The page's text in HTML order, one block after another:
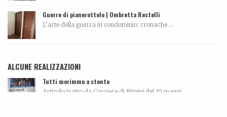
Guerre di pianerottolo | Ombretta Restelli
L’arte della guerra in condominio: cronache ...
ALCUNE REALIZZAZIONI
Tutti morimmo a stento
Articolo tratto da Corriere di Rimini del 10 maggi...